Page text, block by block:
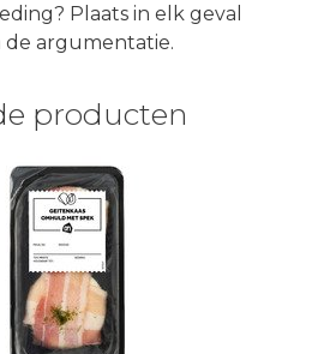
Plaats in elk geval
de argumentatie.
producten